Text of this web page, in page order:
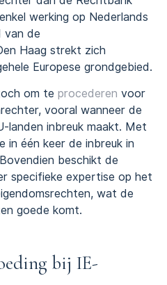
werking op Nederlands
van de
Haag strekt zich
Europese grondgebied.
om te procederen voor
vooral wanneer de
landen inbreuk maakt. Met
in één keer de inbreuk in
beschikt de
specifieke expertise op het
wat de
goede komt.
bij IE-